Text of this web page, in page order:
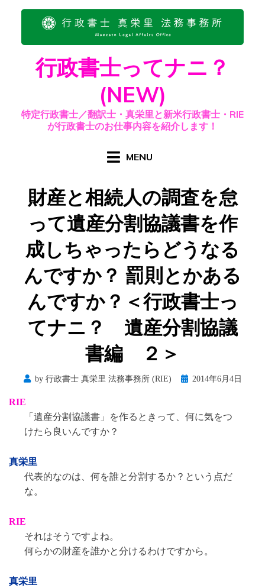
行政書士ってナニ？
(NEW)
特定行政書士／翻訳士・真栄里と新米行政書士・RIE
が行政書士のお仕事内容を紹介します！
MENU
財産と相続人の調査を怠
って遺産分割協議書を作
成しちゃったらどうなる
んですか？ 罰則とかある
んですか？＜行政書士っ
てナニ？ 遺産分割協議
書編 ２＞
by 行政書士 真栄里 法務事務所 (RIE)
Posted2014年6月4日
RIE
「遺産分割協議書」を作るときって、何に気をつ
けたら良いんですか？
真栄里
代表的なのは、何を誰と分割するか？という点だ
な。
RIE
それはそうですよね。
何らかの財産を誰かと分けるわけですから。
真栄里